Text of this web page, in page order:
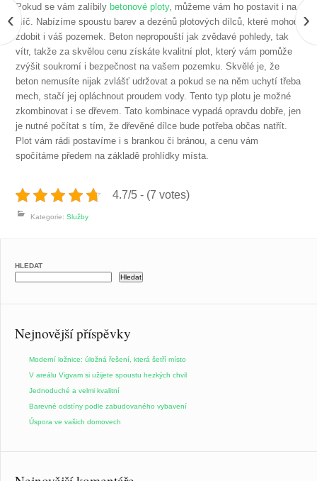
Pokud se vám zalíbily betonové ploty, můžeme vám ho postavit i na
klíč. Nabízíme spoustu barev a dezénů plotových dílců, které mohou
zdobit i váš pozemek. Beton nepropouští jak zvědavé pohledy, tak
vítr, takže za skvělou cenu získáte kvalitní plot, který vám pomůže
zvýšit soukromí i bezpečnost na vašem pozemku. Skvělé je, že
beton nemusíte nijak zvlášť udržovat a pokud se na něm uchytí třeba
mech, stačí jej opláchnout proudem vody. Tento typ plotu je možné
zkombinovat i se dřevem. Tato kombinace vypadá opravdu dobře, jen
je nutné počítat s tím, že dřevěné dílce bude potřeba občas natřít.
Plot vám rádi postavíme i s brankou či bránou, a cenu vám
spočítáme předem na základě prohlídky místa.
4.7/5 - (7 votes)
Kategorie:Služby
‹ ›
HLEDAT
Hledat
Nejnovější příspěvky
Moderní ložnice: úložná řešení, která šetří místo
V areálu Vigvam si užijete spoustu hezkých chvil
Jednoduché a velmi kvalitní
Barevné odstíny podle zabudovaného vybavení
Úspora ve vašich domovech